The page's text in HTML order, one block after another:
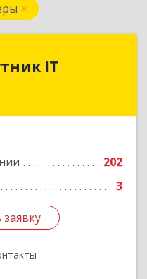
IT
202
3
Спутник IT
край, город-курорт
Подробнее